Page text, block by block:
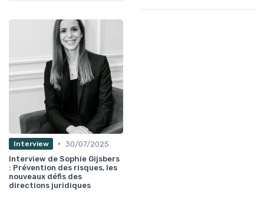
Interview • 30/07/2025
Interview de Sophie Gijsbers
: Prévention des risques, les
nouveaux défis des
directions juridiques